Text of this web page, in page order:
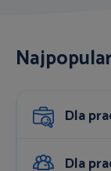
Dla
Dla